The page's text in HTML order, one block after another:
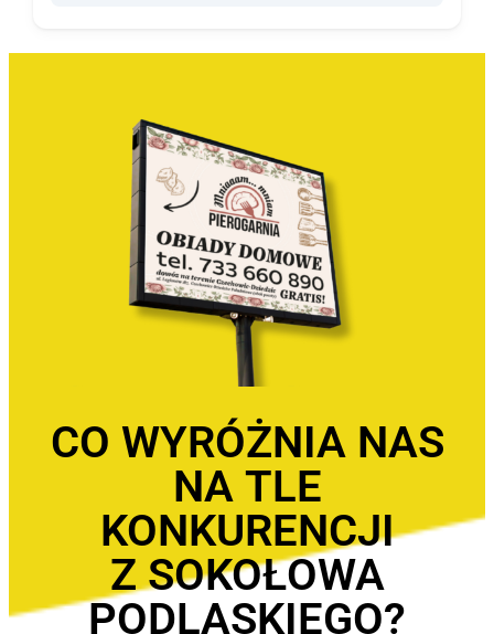
CO WYRÓŻNIA NAS
NA TLE
KONKURENCJI
Z SOKOŁOWA
PODLASKIEGO?